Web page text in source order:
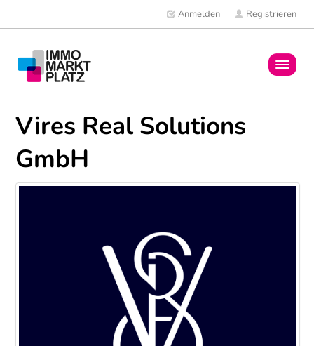
Anmelden Registrieren
Mitglieder
Vires Real Solutions
GmbH